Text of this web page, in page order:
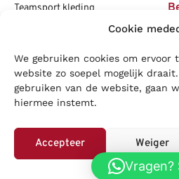
Cookie
We gebruiken cookies om ervoor
website zo soepel mogelijk
gebruiken van de website, gaan
hiermee instemt.
Accepteer Weiger
Teamsport kleding
Vacatures
Blogs
LOWA|Adidas| Mizuno| Nike|
Superfeet
Vragen?